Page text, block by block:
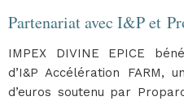
Partenariat avec I&P et
IMPEX DIVINE EPICE
d’I&P Accélération FARM,
d’euros soutenu par